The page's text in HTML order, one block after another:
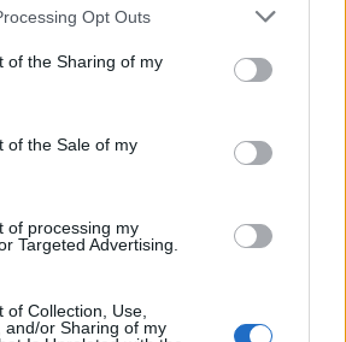
app uses one or more Google
or usage behaviour. You may click to
to Google and its third-party tags to
specified purposes in below Google
Opt Outs
of the Sharing of my
of the Sale of my
of processing my
Targeted Advertising.
of Collection, Use,
and/or Sharing of my
le tue segnalazioni,
al numero +39
le nostre ultime news
News